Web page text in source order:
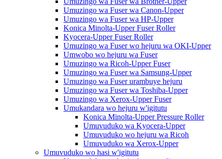
Umuzingo wa Fuser wa Canon-Upper
Umuzingo wa Fuser wa HP-Upper
Konica Minolta-Upper Fuser Roller
Kyocera-Upper Fuser Roller
Umuzingo wa Fuser wo hejuru wa OKI-Upper
Umwobo wo hejuru wa Fuser
Umuzingo wa Ricoh-Upper Fuser
Umuzingo wa Fuser wa Samsung-Upper
Umuzingo wa Fuser urambuye hejuru
Umuzingo wa Fuser wa Toshiba-Upper
Umuzingo wa Xerox-Upper Fuser
Umukandara wo hejuru w'igitutu
Konica Minolta-Upper Pressure Roller
Umuvuduko wa Kyocera-Upper
Umuvuduko wo hejuru wa Ricoh
Umuvuduko wa Xerox-Upper
Umuvuduko wo hasi w'igitutu